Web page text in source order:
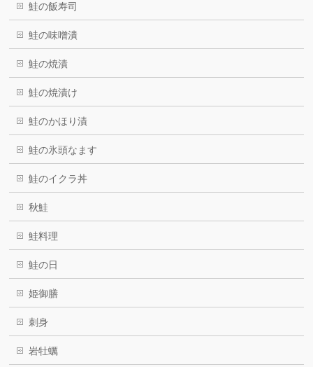
鮭の飯寿司
鮭の味噌潰
鮭の焼漬
鮭の焼漬け
鮭のかほり漬
鮭の氷頭なます
鮭のイクラ丼
秋鮭
鮭料理
鮭の日
姫御膳
刺身
岩牡蠣